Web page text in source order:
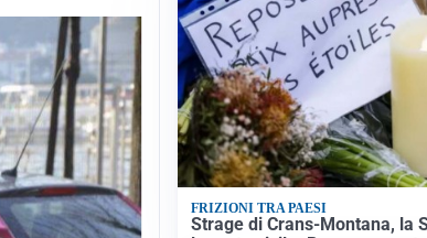
FRIZIONI TRA PAESI
Strage di Crans-Montana, la